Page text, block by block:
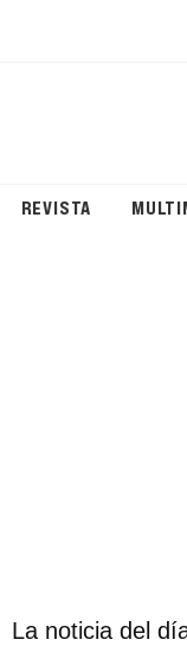
REVISTA
La noticia del